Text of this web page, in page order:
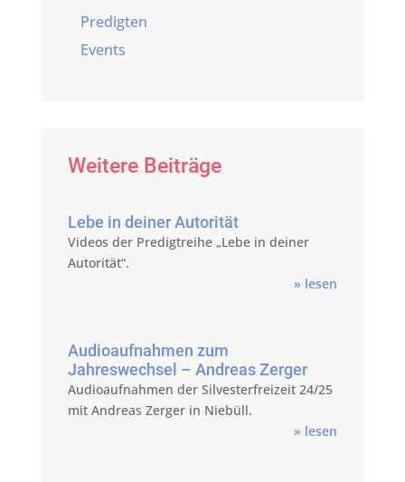
Predigten
Events
Weitere Beiträge
Lebe in deiner Autorität
Videos der Predigtreihe „Lebe in deiner
Autorität“.
» lesen
Audioaufnahmen zum
Jahreswechsel – Andreas Zerger
Audioaufnahmen der Silvesterfreizeit 24/25
mit Andreas Zerger in Niebüll.
» lesen